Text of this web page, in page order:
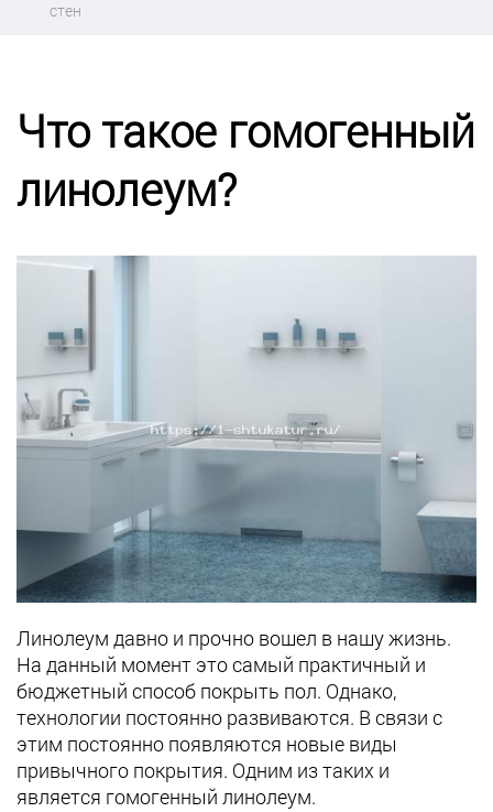
Этапы работ
Цены
Контакты
стен
Что такое гомогенный
линолеум?
Линолеум давно и прочно вошел в нашу жизнь.
На данный момент это самый практичный и
бюджетный способ покрыть пол. Однако,
технологии постоянно развиваются. В связи с
этим постоянно появляются новые виды
привычного покрытия. Одним из таких и
является гомогенный линолеум.